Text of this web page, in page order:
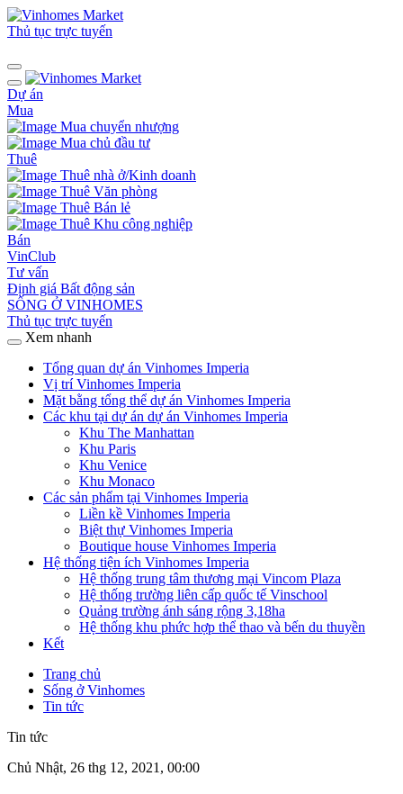
Thủ tục trực tuyến
Dự án
Mua
Mua chuyển nhượng
Mua chủ đầu tư
Thuê
Thuê nhà ở/Kinh doanh
Thuê Văn phòng
Thuê Bán lẻ
Thuê Khu công nghiệp
Bán
VinClub
Tư vấn
Định giá Bất động sản
SỐNG Ở VINHOMES
Thủ tục trực tuyến
Xem nhanh
Tổng quan dự án Vinhomes Imperia
Vị trí Vinhomes Imperia
Mặt bằng tổng thể dự án Vinhomes Imperia
Các khu tại dự án dự án Vinhomes Imperia
Khu The Manhattan
Khu Paris
Khu Venice
Khu Monaco
Các sản phẩm tại Vinhomes Imperia
Liền kề Vinhomes Imperia
Biệt thự Vinhomes Imperia
Boutique house Vinhomes Imperia
Hệ thống tiện ích Vinhomes Imperia
Hệ thống trung tâm thương mại Vincom Plaza
Hệ thống trường liên cấp quốc tế Vinschool
Quảng trường ánh sáng rộng 3,18ha
Hệ thống khu phức hợp thể thao và bến du thuyền
Kết
Trang chủ
Sống ở Vinhomes
Tin tức
Tin tức
Chủ Nhật, 26 thg 12, 2021, 00:00